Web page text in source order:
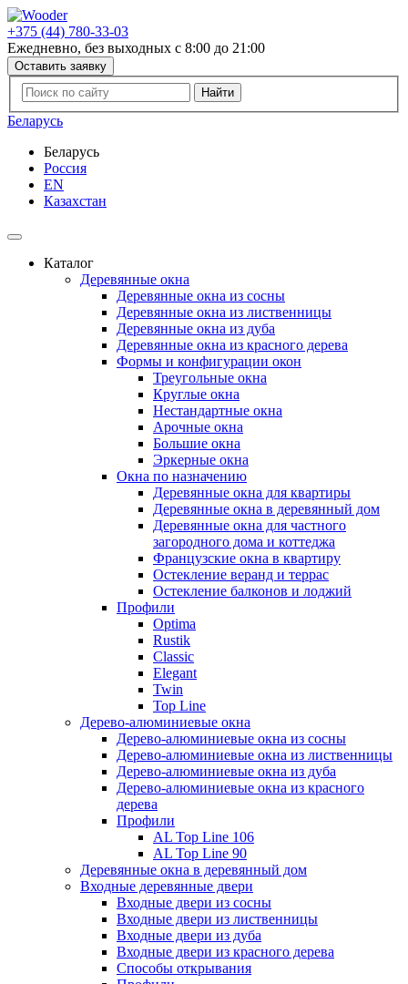
+375 (44) 780-33-03
Ежедневно, без выходных с 8:00 до 21:00
Оставить заявку
Беларусь
Беларусь
Россия
EN
Казахстан
Каталог
Деревянные окна
Деревянные окна из сосны
Деревянные окна из лиственницы
Деревянные окна из дуба
Деревянные окна из красного дерева
Формы и конфигурации окон
Треугольные окна
Круглые окна
Нестандартные окна
Арочные окна
Большие окна
Эркерные окна
Окна по назначению
Деревянные окна для квартиры
Деревянные окна в деревянный дом
Деревянные окна для частного
загородного дома и коттеджа
Французские окна в квартиру
Остекление веранд и террас
Остекление балконов и лоджий
Профили
Optima
Rustik
Classic
Elegant
Twin
Top Line
Дерево-алюминиевые окна
Дерево-алюминиевые окна из сосны
Дерево-алюминиевые окна из лиственницы
Дерево-алюминиевые окна из дуба
Дерево-алюминиевые окна из красного
дерева
Профили
AL Top Line 106
AL Top Line 90
Деревянные окна в деревянный дом
Входные деревянные двери
Входные двери из сосны
Входные двери из лиственницы
Входные двери из дуба
Входные двери из красного дерева
Способы открывания